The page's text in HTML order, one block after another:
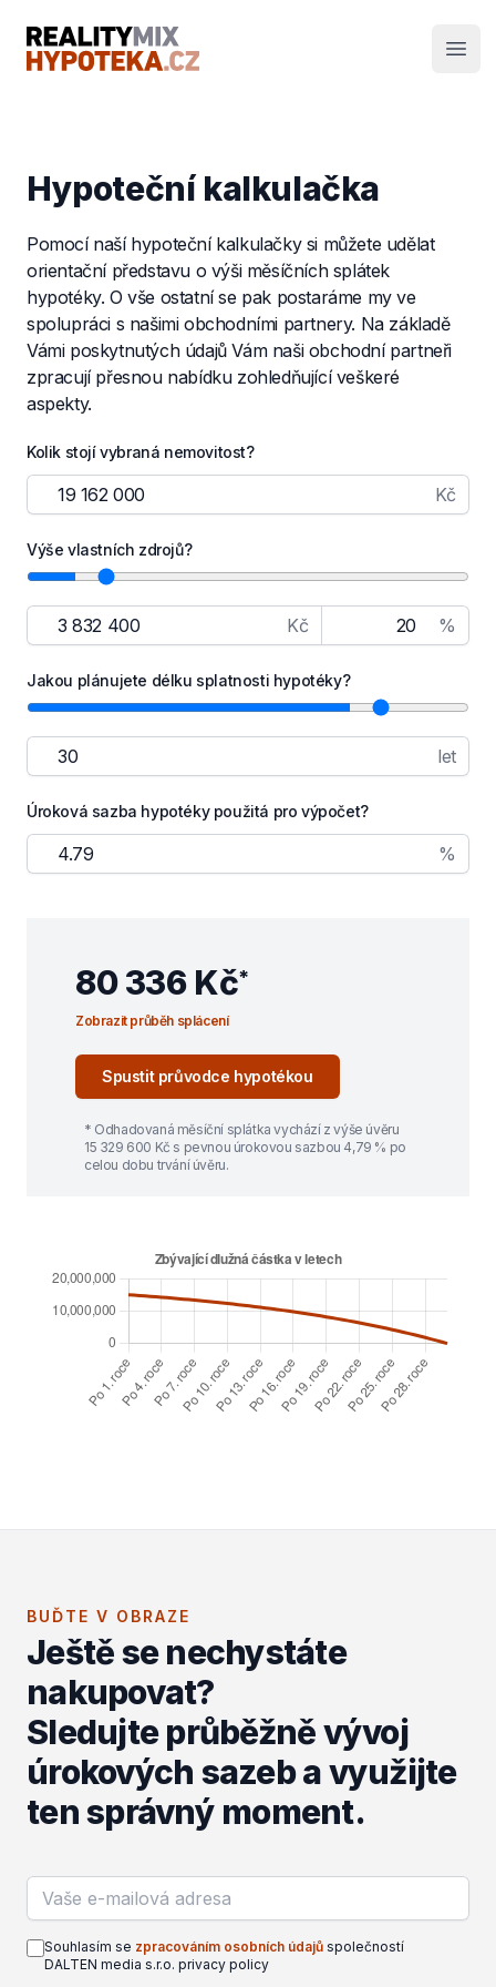
RealityMIX Hypotéka
Hypoteční kalkulačka
Pomocí naší hypoteční kalkulačky si můžete udělat
orientační představu o výši měsíčních splátek
hypotéky. O vše ostatní se pak postaráme my ve
spolupráci s našimi obchodními partnery. Na základě
Vámi poskytnutých údajů Vám naši obchodní partneři
zpracují přesnou nabídku zohledňující veškeré
aspekty.
Kolik stojí vybraná nemovitost?
Kč
Výše vlastních zdrojů?
Kč %
Jakou plánujete délku splatnosti hypotéky?
let
Úroková sazba hypotéky použitá pro výpočet?
%
80 336 Kč*
Zobrazit průběh splácení
Spustit průvodce hypotékou
* Odhadovaná měsíční splátka vychází z výše úvěru
15 329 600 Kč s pevnou úrokovou sazbou 4,79 % po
celou dobu trvání úvěru.
BUĎTE V OBRAZE
Ještě se nechystáte
nakupovat?
Sledujte průběžně vývoj
úrokových sazeb a využijte
ten správný moment.
Email address
Souhlasím se zpracováním osobních údajů společností
DALTEN media s.r.o. privacy policy